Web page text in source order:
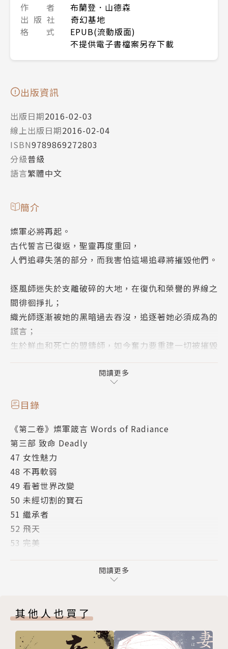
作 者
布蘭登．山德森
出 版 社
奇幻基地
格 式
EPUB(流動版面)
不提供電子書檔案另存下載
出版資訊
出版日期2016-02-03
線上出版日期2016-02-04
ISBN9789869272803
分級普級
語言繁體中文
簡介
燦軍必將再起。
古代誓言已復返，聖靈再度重回，
人們追尋失落的部分，而我害怕這場追尋將摧毀他們。
逐風師迷失於支離破碎的大地，在復仇和榮譽的界線之
間徘徊掙扎；
織光師逐漸被她的黑暗過去吞沒，追逐著她必須成為的
謊言；
生於鮮血和死亡的盟鑄師，如今奮力要重建一切被摧毀
探險者則雙腳橫跨兩個種族的命運，被迫在緩慢的死去
與可怕的背叛之中做出抉擇。
而刺客已經到來。
作者簡介
布蘭登．山德森Brandon Sanderson
西元1975年生於美國內布拉斯加州首府林肯。15歲時
在書店見到奇幻大師羅伯特．喬丹的暢銷經典鉅作《時
光之輪1：世界之眼》，從此成為書迷，並立志寫作向
──約翰．坎伯新人獎，之後陸續寫下「迷霧之子」三
部曲、「邪惡圖書館」系列、《破戰者》等書，被各大
書評給與高度評價，更讓喬丹大師指定他為「時光之
閱讀更多
目錄
《第二卷》燦軍箴言 Words of Radiance
第三部 致命 Deadly
47 女性魅力
48 不再軟弱
49 看著世界改變
50 未經切割的寶石
51 繼承者
52 飛天
53 完美
58 再也不會
間曲
第四部 迫近 The Approach
閱讀更多
其他人也買了